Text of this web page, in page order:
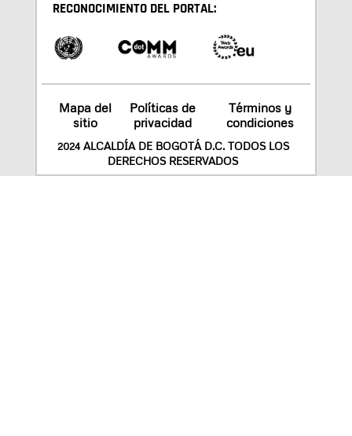
RECONOCIMIENTO DEL PORTAL:
Mapa del
sitio
Políticas de
privacidad
Términos y
condiciones
2024 ALCALDÍA DE BOGOTÁ D.C. TODOS LOS
DERECHOS RESERVADOS